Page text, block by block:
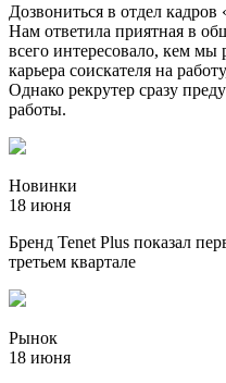
Дозвониться в отдел
Нам ответила приятная в
всего интересовало, кем
карьера соискателя на
Однако рекрутер сразу
работы.
Новинки
18 июня
Бренд Tenet Plus показал
третьем квартале
Рынок
18 июня